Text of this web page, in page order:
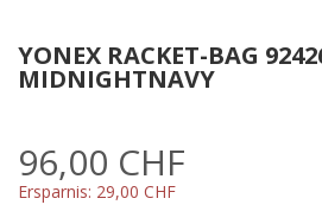
YONEX RACKET-BAG
MIDNIGHTNAVY
96,00 CHF
Ersparnis: 29,00 CHF